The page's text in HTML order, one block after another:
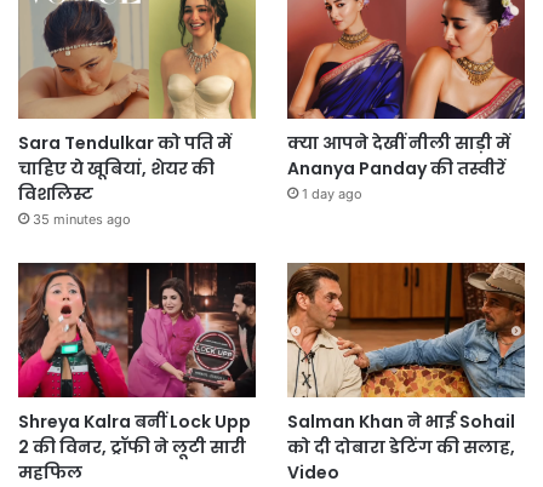
Sara Tendulkar को पति में
चाहिए ये खूबियां, शेयर की
विशलिस्ट
35 minutes ago
क्या आपने देखीं नीली साड़ी में
Ananya Panday की तस्वीरें
1 day ago
Shreya Kalra बनीं Lock Upp
2 की विनर, ट्रॉफी ने लूटी सारी
महफिल
Salman Khan ने भाई Sohail
को दी दोबारा डेटिंग की सलाह,
Video